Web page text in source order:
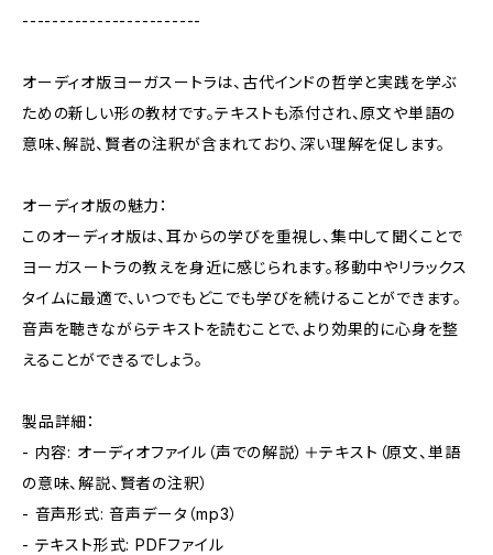
------------------------
オーディオ版ヨーガスートラは、古代インドの哲学と実践を学ぶ
ための新しい形の教材です。テキストも添付され、原文や単語の
意味、解説、賢者の注釈が含まれており、深い理解を促します。
オーディオ版の魅力：
このオーディオ版は、耳からの学びを重視し、集中して聞くことで
ヨーガスートラの教えを身近に感じられます。移動中やリラックス
タイムに最適で、いつでもどこでも学びを続けることができます。
音声を聴きながらテキストを読むことで、より効果的に心身を整
えることができるでしょう。
製品詳細：
- 内容: オーディオファイル（声での解説）＋テキスト（原文、単語
の意味、解説、賢者の注釈）
- 音声形式: 音声データ（mp3）
- テキスト形式: PDFファイル